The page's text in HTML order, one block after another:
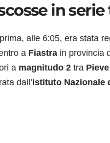
in
alle 6:05, era stata
a Fiastra in provincia
a magnitudo 2 tra
dall’Istituto Nazionale